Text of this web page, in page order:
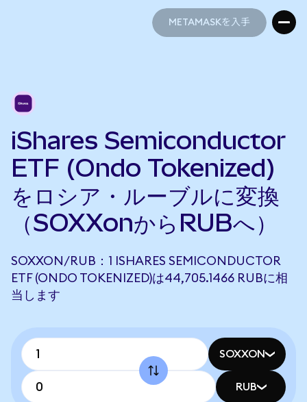
METAMASKを入手
iShares Semiconductor
ETF (Ondo Tokenized)
をロシア・ルーブルに変換
（SOXXonからRUBへ）
SOXXON/RUB：1 ISHARES SEMICONDUCTOR
ETF (ONDO TOKENIZED)は44,705.1466 RUBに相
当します
SOXXON
RUB